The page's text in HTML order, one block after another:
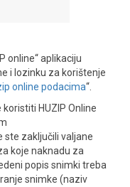
online“ aplikaciju
i lozinku za korištenje
online podacima“.
HUZIP Online
ste zaključili valjane
koje naknadu za
popis snimki treba
snimke (naziv